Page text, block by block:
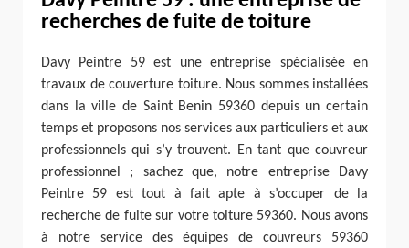
recherches de fuite de toiture
Davy Peintre 59 est une entreprise spécialisée en
travaux de couverture toiture. Nous sommes installées
dans la ville de Saint Benin 59360 depuis un certain
temps et proposons nos services aux particuliers et aux
professionnels qui s’y trouvent. En tant que couvreur
professionnel ; sachez que, notre entreprise Davy
Peintre 59 est tout à fait apte à s’occuper de la
recherche de fuite sur votre toiture 59360. Nous avons
à notre service des équipes de couvreurs 59360